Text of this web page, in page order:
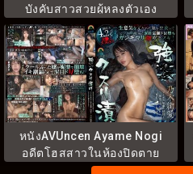
บังคับสาวสวยผู้หลงตัวเอง
MILK-295
หนังAVUncen Ayame Nogi
อดีตโฮสสาวในห้องปิดตาย
SORA-636